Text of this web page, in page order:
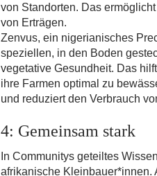
von Standorten. Das
von Erträgen.
Zenvus, ein nigerianisches
speziellen, in den Boden
vegetative Gesundheit. Das
ihre Farmen optimal zu
und reduziert den Verbrauch
4: Gemeinsam stark
In Communitys geteiltes
afrikanische Kleinbauer*innen.